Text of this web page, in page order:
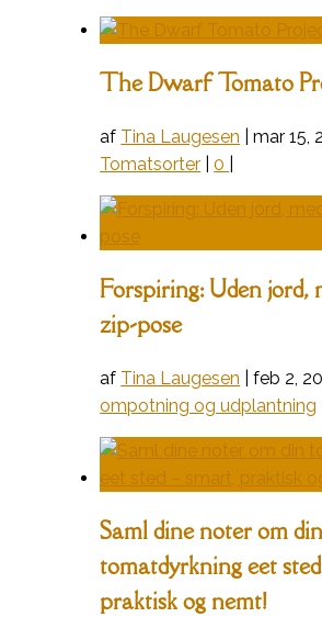
The Dwarf Tomato
af Tina Laugesen |mar 15,
Tomatsorter |0
Forspiring: Uden jord,
zip-pose
af Tina Laugesen |feb 2,
ompotning og udplantning
Saml dine noter om din
tomatdyrkning eet
praktisk og nemt!